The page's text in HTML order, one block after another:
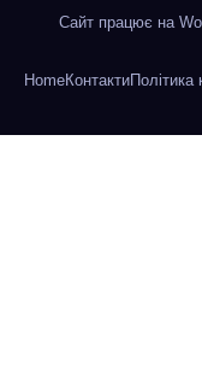
Сайт працює на
HomeКонтактиПолітика